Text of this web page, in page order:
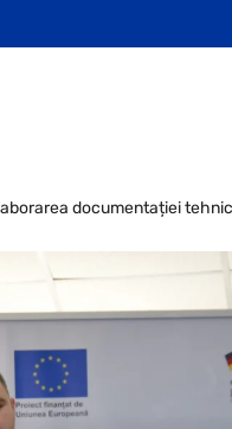
documentației